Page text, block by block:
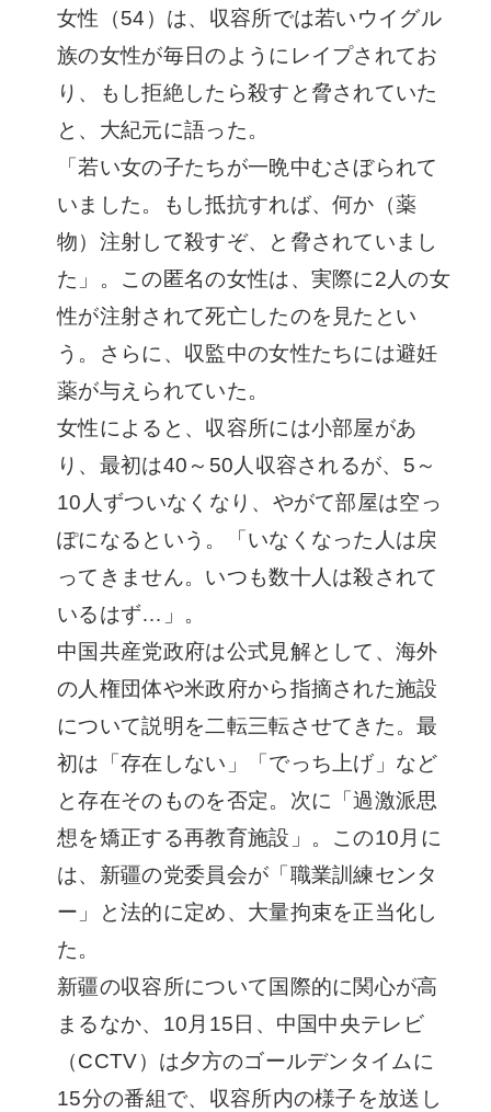
女性（54）は、収容所では若いウイグル
族の女性が毎日のようにレイプされてお
り、もし拒絶したら殺すと脅されていた
と、大紀元に語った。
「若い女の子たちが一晩中むさぼられて
いました。もし抵抗すれば、何か（薬
物）注射して殺すぞ、と脅されていまし
た」。この匿名の女性は、実際に2人の女
性が注射されて死亡したのを見たとい
う。さらに、収監中の女性たちには避妊
薬が与えられていた。
女性によると、収容所には小部屋があ
り、最初は40～50人収容されるが、5～
10人ずついなくなり、やがて部屋は空っ
ぽになるという。「いなくなった人は戻
ってきません。いつも数十人は殺されて
いるはず…」。
中国共産党政府は公式見解として、海外
の人権団体や米政府から指摘された施設
について説明を二転三転させてきた。最
初は「存在しない」「でっち上げ」など
と存在そのものを否定。次に「過激派思
想を矯正する再教育施設」。この10月に
は、新疆の党委員会が「職業訓練センタ
ー」と法的に定め、大量拘束を正当化し
た。
新疆の収容所について国際的に関心が高
まるなか、10月15日、中国中央テレビ
（CCTV）は夕方のゴールデンタイムに
15分の番組で、収容所内の様子を放送し